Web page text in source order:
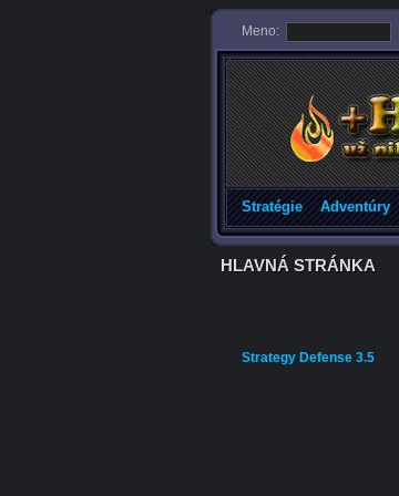
Meno:
Stratégie Adventúry
HLAVNÁ STRÁNKA
HLAVNÁ STRÁNKA
Strategy Defense 3.5